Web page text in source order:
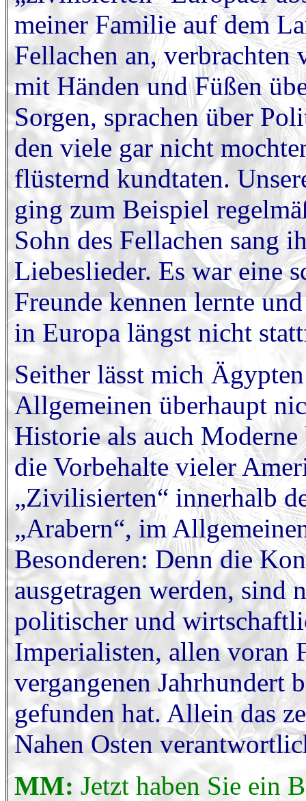
meiner Familie auf dem
Fellachen an,
mit Händen und Füßen
Sorgen, sprachen über
den viele gar nicht
flüsternd kundtaten.
ging zum Beispiel
Sohn des Fellachen sang
Liebeslieder. Es war eine
Freunde kennen lernte
in Europa längst nicht
Seither lässt mich
Allgemeinen überhaupt
Historie als auch
die Vorbehalte vieler
„Zivilisierten“ innerhalb
„Arabern“, im
Besonderen: Denn die
ausgetragen werden, sind
politischer und
Imperialisten, allen voran
vergangenen Jahrhundert
gefunden hat. Allein das
Nahen Osten
MM: Jetzt haben Sie ein